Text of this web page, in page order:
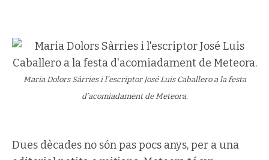
Maria Dolors Sàrries i l’escriptor José Luis Caballero a la festa
d’acomiadament de Meteora.
Dues dècades no són pas pocs anys, per a una